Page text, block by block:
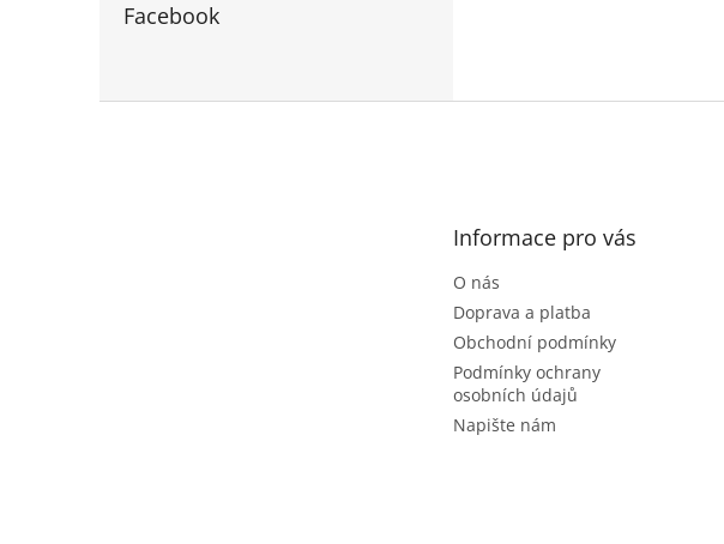
Facebook
Informace pro vás
O nás
Doprava a platba
Obchodní podmínky
Podmínky ochrany
osobních údajů
Napište nám